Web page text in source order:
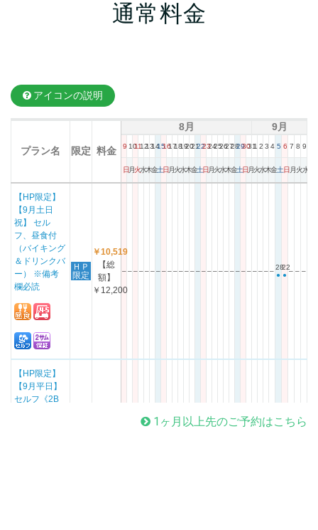
通常料金
アイコンの説明
1ヶ月以上先のご予約はこちら